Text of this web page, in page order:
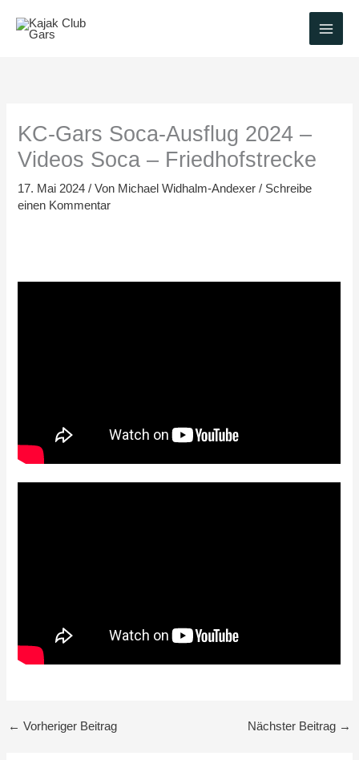
Inhalt
springen
KC-Gars Soca-Ausflug 2024 –
Videos Soca – Friedhofstrecke
17. Mai 2024/ Von Michael Widhalm-Andexer/ Schreibe
einen Kommentar
← Vorheriger Beitrag Nächster Beitrag →